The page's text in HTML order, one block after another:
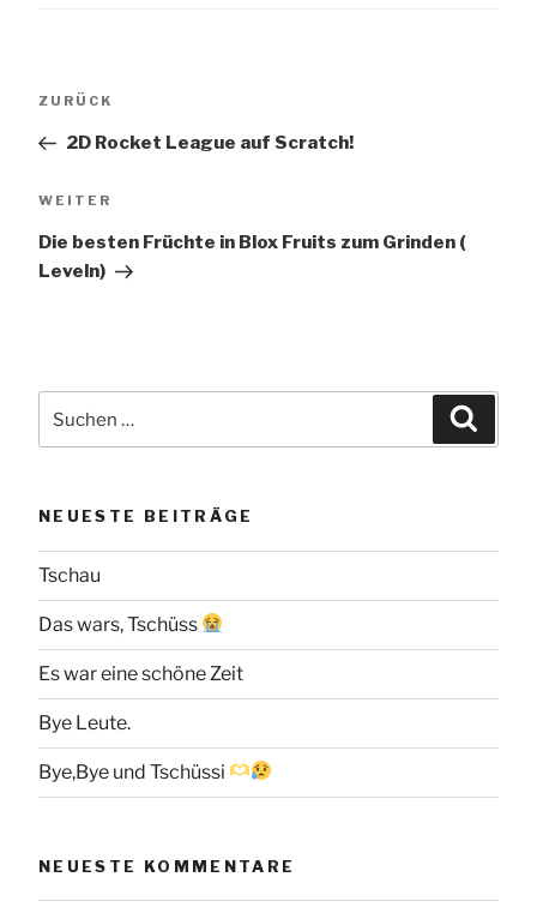
Vorheriger
ZURÜCK
2D Rocket League auf Scratch!
Nächster
WEITER
Die besten Früchte in Blox Fruits zum Grinden (
Leveln)
nach:
NEUESTE BEITRÄGE
Tschau
Das wars, Tschüss
Es war eine schöne Zeit
Bye Leute.
Bye,Bye und Tschüssi
NEUESTE KOMMENTARE